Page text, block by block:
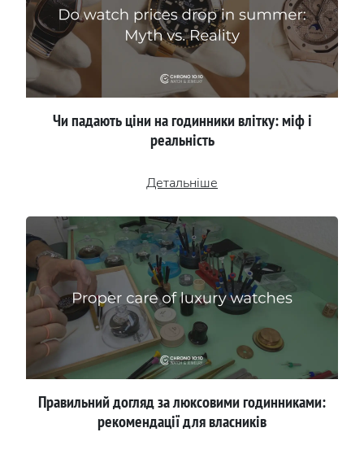
Чи падають ціни на годинники влітку: міф і
реальність
Детальніше
Правильний догляд за люксовими годинниками:
рекомендації для власників